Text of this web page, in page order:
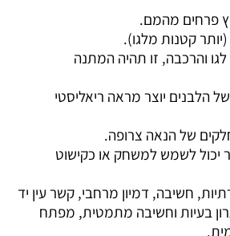
פרחים מהמם.
קטנות מלגו).
והרכבה, זו תהיה המתנה
הלבנים יוצר מראה ריאליסטי
לשמש למשחק או כקישוט
חשיבה, דמיון מרחבי, קשר עין יד
בעיות וחשיבה מתמטית, מפתח